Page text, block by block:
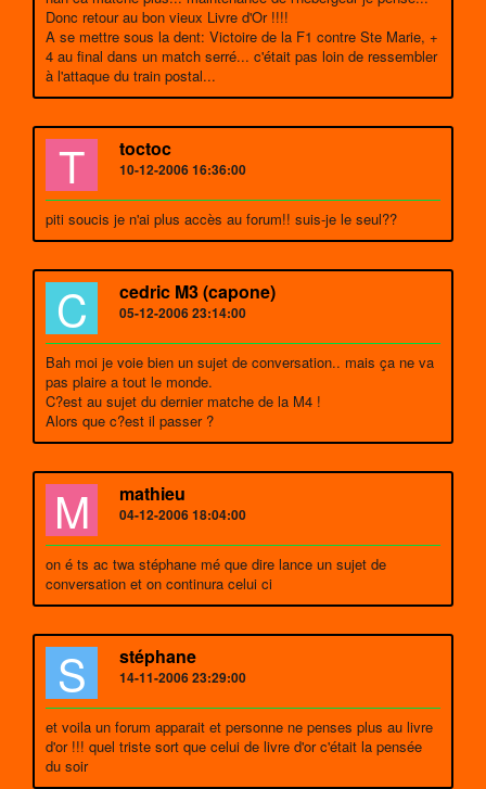
Donc retour au bon vieux Livre d'Or !!!!
A se mettre sous la dent: Victoire de la F1 contre Ste Marie, +
4 au final dans un match serré... c'était pas loin de ressembler
à l'attaque du train postal...
T toctoc
10-12-2006 16:36:00
piti soucis je n'ai plus accès au forum!! suis-je le seul??
C cedric M3 (capone)
05-12-2006 23:14:00
Bah moi je voie bien un sujet de conversation.. mais ça ne va
pas plaire a tout le monde.
C?est au sujet du dernier matche de la M4 !
Alors que c?est il passer ?
M mathieu
04-12-2006 18:04:00
on é ts ac twa stéphane mé que dire lance un sujet de
conversation et on continura celui ci
S stéphane
14-11-2006 23:29:00
et voila un forum apparait et personne ne penses plus au livre
d'or !!! quel triste sort que celui de livre d'or c'était la pensée
du soir